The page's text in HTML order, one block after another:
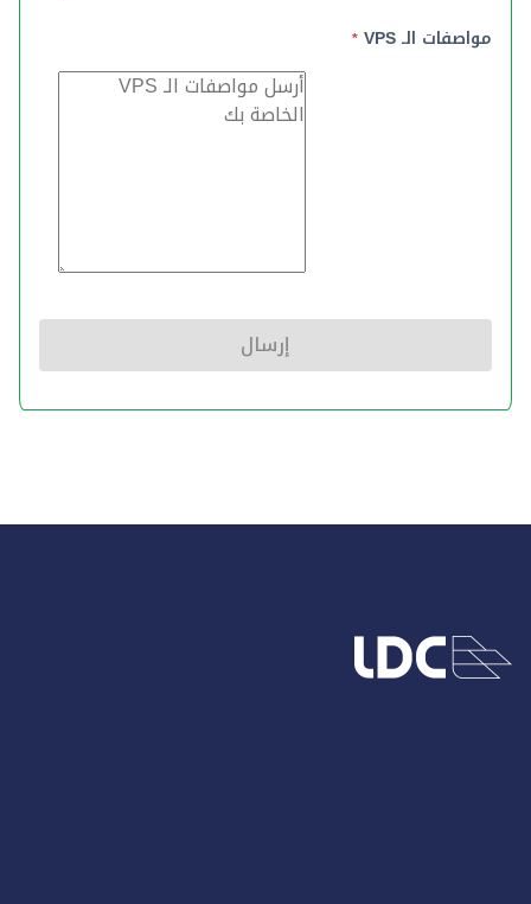
مواصفات الـ VPS *
إرسال